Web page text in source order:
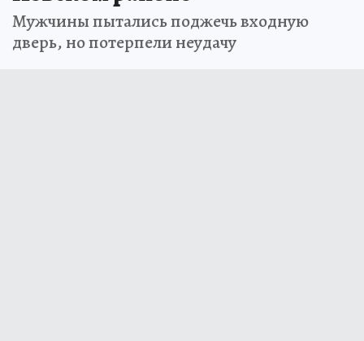
Мужчины пытались поджечь входную
дверь, но потерпели неудачу